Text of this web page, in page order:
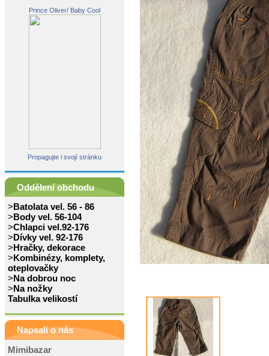
Prince Oliver/ Baby Cool
Propagujte i svojí stránku
Oddělení obchodu
>Batolata vel. 56 - 86
>Body vel. 56-104
>Chlapci vel.92-176
>Dívky vel. 92-176
>Hračky, dekorace
>Kombinézy, komplety,
oteplovačky
>Na dobrou noc
>Na nožky
Tabulka velikostí
Napsali o nás
Mimibazar